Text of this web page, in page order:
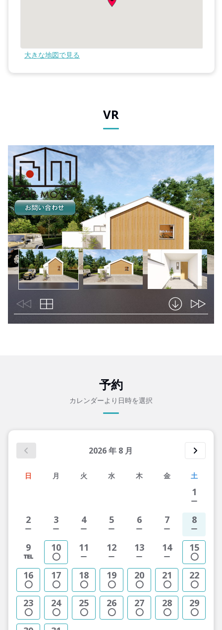
大きな地図で見る
VR
予約
カレンダーより日時を選択
2026年 8 月
日 月 火 水 木 金 土
1
2 3 4 5 6 7 8
9 10 11 12 13 14 15
16 17 18 19 20 21 22
23 24 25 26 27 28 29